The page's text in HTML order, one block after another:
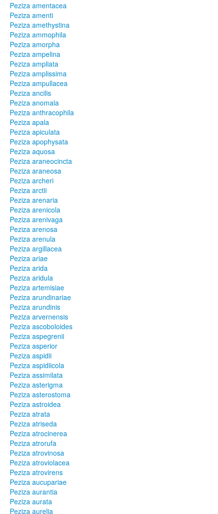
Peziza amentacea
Peziza amenti
Peziza amethystina
Peziza ammophila
Peziza amorpha
Peziza ampelina
Peziza ampliata
Peziza amplissima
Peziza ampullacea
Peziza ancilis
Peziza anomala
Peziza anthracophila
Peziza apala
Peziza apiculata
Peziza apophysata
Peziza aquosa
Peziza araneocincta
Peziza araneosa
Peziza archeri
Peziza arctii
Peziza arenaria
Peziza arenicola
Peziza arenivaga
Peziza arenosa
Peziza arenula
Peziza argillacea
Peziza ariae
Peziza arida
Peziza aridula
Peziza artemisiae
Peziza arundinariae
Peziza arundinis
Peziza arvernensis
Peziza ascoboloides
Peziza aspegrenii
Peziza asperior
Peziza aspidii
Peziza aspidiicola
Peziza assimilata
Peziza asterigma
Peziza asterostoma
Peziza astroidea
Peziza atrata
Peziza atriseda
Peziza atrocinerea
Peziza atrorufa
Peziza atrovinosa
Peziza atroviolacea
Peziza atrovirens
Peziza aucupariae
Peziza aurantia
Peziza aurata
Peziza aurelia